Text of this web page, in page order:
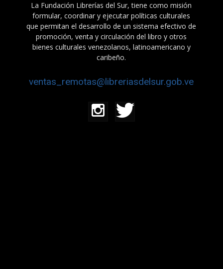
La Fundación Librerías del Sur, tiene como misión
formular, coordinar y ejecutar políticas culturales
que permitan el desarrollo de un sistema efectivo de
promoción, venta y circulación del libro y otros
bienes culturales venezolanos, latinoamericano y
caribeño.
ventas_remotas@libreriasdelsur.gob.ve